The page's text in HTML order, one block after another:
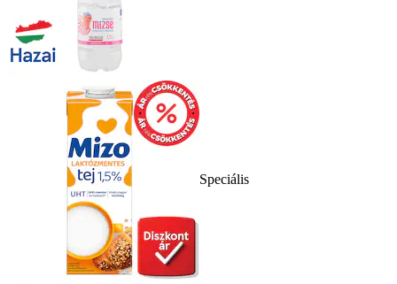
Speciális